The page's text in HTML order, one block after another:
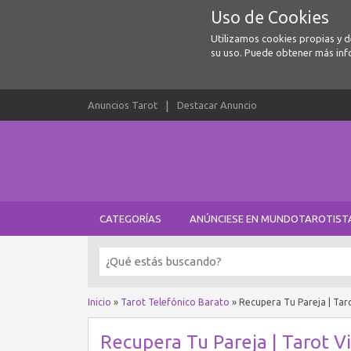
Uso de Cookies
Utilizamos cookies propias y
su uso. Puede obtener más
Anuncios Tarot Destacar Anuncio
CATEGORÍAS ANÚNCIESE EN
Inicio » Tarot Telefónico Barato » Recupera Tu Pareja |
Recupera Tu Pareja | Tarot